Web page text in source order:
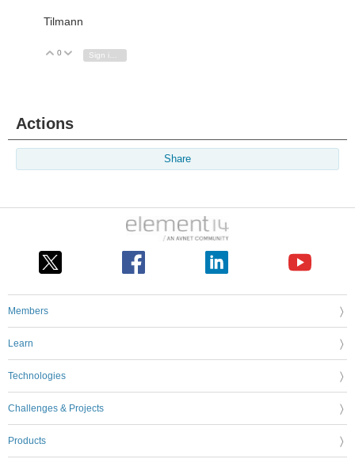
Tilmann
Vote Up
0 Vote Down
Actions
Share
Members
Learn
Technologies
Challenges & Projects
Products